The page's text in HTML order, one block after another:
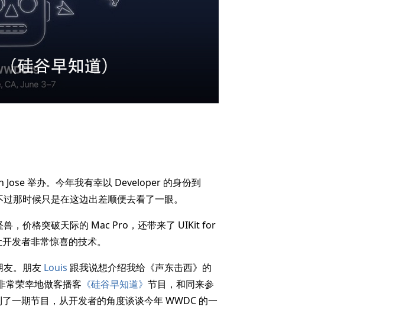
Jose 举办。今年我有幸以 Developer 的身份到
那时候只是在这边出差顺便去看了一眼。
，价格突破天际的 Mac Pro，还带来了 UIKit for
发者非常惊喜的技术。
友。朋友 Louis 跟我说想介绍我给《声东击西》的
常荣幸地做客播客 《硅谷早知道》 节目，和同来参
一期节目，从开发者的角度谈谈今年 WWDC 的一